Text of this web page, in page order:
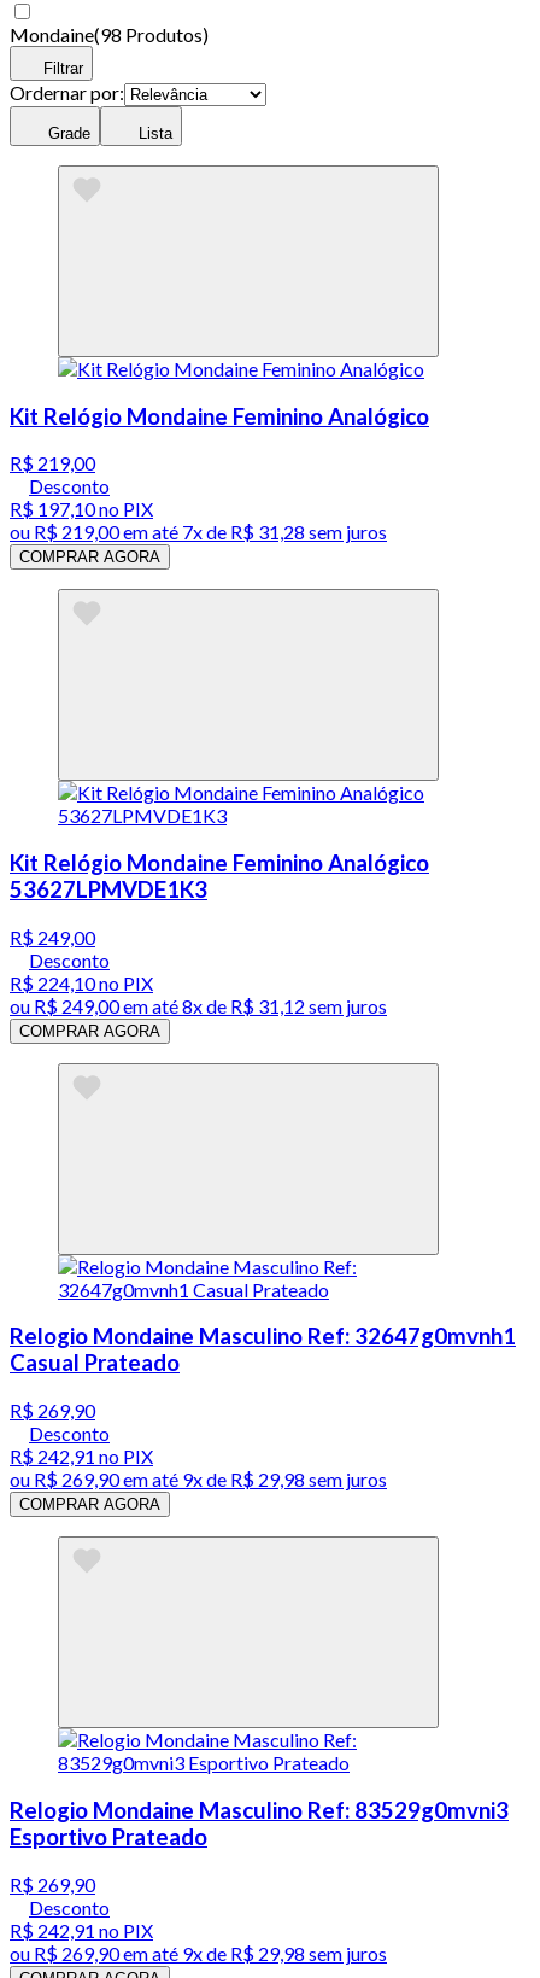
Mondaine(98 Produtos)
Filtrar
Ordernar por:
Grade Lista
Kit Relógio Mondaine Feminino Analógico
R$ 219,00
Desconto
R$ 197,10no PIX
ou R$ 219,00em até 7x de R$ 31,28 sem juros
COMPRAR AGORA
Kit Relógio Mondaine Feminino Analógico
53627LPMVDE1K3
R$ 249,00
Desconto
R$ 224,10no PIX
ou R$ 249,00em até8x de R$ 31,12 sem juros
COMPRAR AGORA
Relogio Mondaine Masculino Ref: 32647g0mvnh1
Casual Prateado
R$ 269,90
Desconto
R$ 242,91 no PIX
ou R$ 269,90em até 9x de R$ 29,98 sem juros
COMPRAR AGORA
Relogio Mondaine Masculino Ref: 83529g0mvni3
Esportivo Prateado
R$ 269,90
Desconto
R$ 242,91 no PIX
ou R$ 269,90em até 9x de R$ 29,98 sem juros